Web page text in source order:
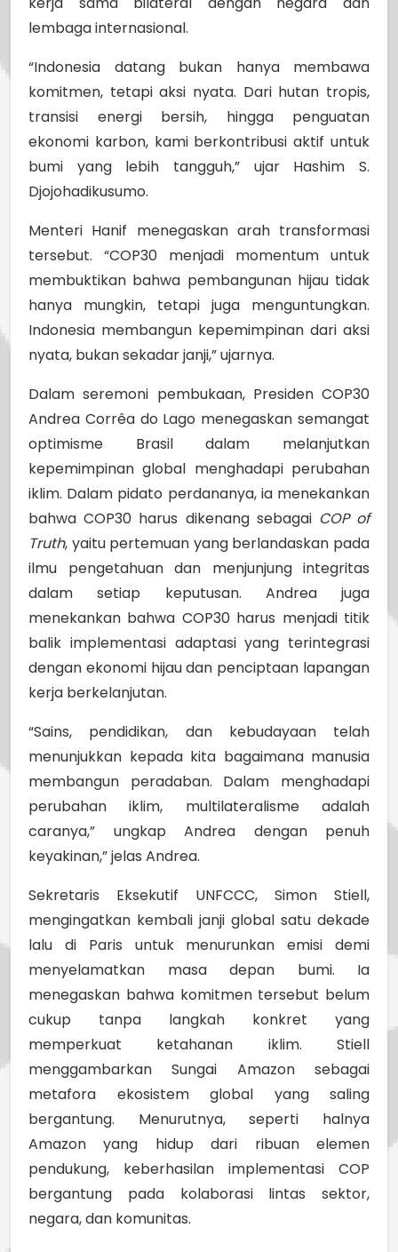
lembaga internasional.
“Indonesia datang bukan hanya membawa
komitmen, tetapi aksi nyata. Dari hutan tropis,
transisi energi bersih, hingga penguatan
ekonomi karbon, kami berkontribusi aktif untuk
bumi yang lebih tangguh,” ujar Hashim S.
Djojohadikusumo.
Menteri Hanif menegaskan arah transformasi
tersebut. “COP30 menjadi momentum untuk
membuktikan bahwa pembangunan hijau tidak
hanya mungkin, tetapi juga menguntungkan.
Indonesia membangun kepemimpinan dari aksi
nyata, bukan sekadar janji,” ujarnya.
Dalam seremoni pembukaan, Presiden COP30
Andrea Corrêa do Lago menegaskan semangat
optimisme Brasil dalam melanjutkan
kepemimpinan global menghadapi perubahan
iklim. Dalam pidato perdananya, ia menekankan
bahwa COP30 harus dikenang sebagai COP of
Truth, yaitu pertemuan yang berlandaskan pada
ilmu pengetahuan dan menjunjung integritas
dalam setiap keputusan. Andrea juga
menekankan bahwa COP30 harus menjadi titik
balik implementasi adaptasi yang terintegrasi
dengan ekonomi hijau dan penciptaan lapangan
kerja berkelanjutan.
“Sains, pendidikan, dan kebudayaan telah
menunjukkan kepada kita bagaimana manusia
membangun peradaban. Dalam menghadapi
perubahan iklim, multilateralisme adalah
caranya,” ungkap Andrea dengan penuh
keyakinan,” jelas Andrea.
Sekretaris Eksekutif UNFCCC, Simon Stiell,
mengingatkan kembali janji global satu dekade
lalu di Paris untuk menurunkan emisi demi
menyelamatkan masa depan bumi. Ia
menegaskan bahwa komitmen tersebut belum
cukup tanpa langkah konkret yang
memperkuat ketahanan iklim. Stiell
menggambarkan Sungai Amazon sebagai
metafora ekosistem global yang saling
bergantung. Menurutnya, seperti halnya
Amazon yang hidup dari ribuan elemen
pendukung, keberhasilan implementasi COP
bergantung pada kolaborasi lintas sektor,
negara, dan komunitas.